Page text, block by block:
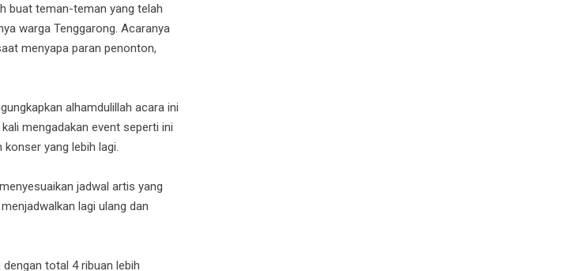
buat teman-teman yang telah
warga Tenggarong. Acaranya
menyapa paran penonton,
alhamdulillah acara ini
mengadakan event seperti ini
yang lebih lagi.
jadwal artis yang
lagi ulang dan
total 4 ribuan lebih